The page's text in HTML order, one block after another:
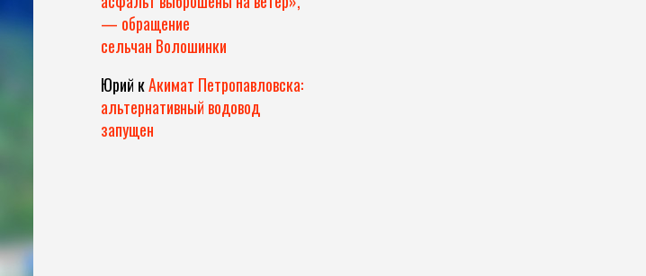
— обращение
сельчан Волошинки
Юрий кАкимат Петропавловска:
альтернативный водовод
запущен